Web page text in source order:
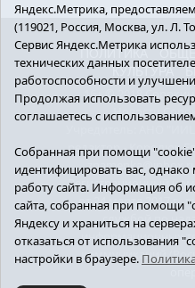
ПОЛИТИКА
КУЛЬТУРА
16+ © 2018
Новости
редактор - Королюк
Регистрационный
от 24 марта 2017 г.,
службой по
информационных
коммуникаций
Яндекс.Метрика,
(119021, Россия, Москва, ул. Л.
Сервис Яндекс.Метрика
технических данных
работоспособности и
Продолжая использовать
соглашаетесь с
Собранная при помощи
идентифицировать вас,
работу сайта. Информация об
сайта, собранная при помощи
Яндексу и храниться на
отказаться от использования
настройки в браузере.